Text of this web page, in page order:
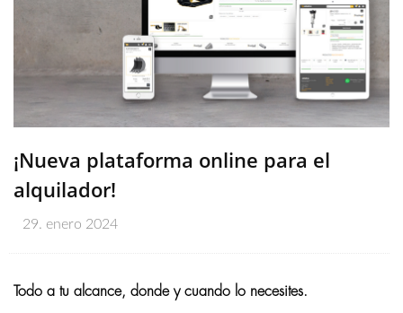
¡Nueva plataforma online para el
alquilador!
29. enero 2024
Todo a tu alcance, donde y cuando lo necesites.